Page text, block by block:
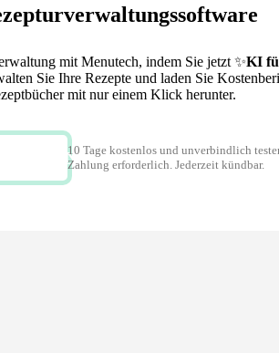
mit Menutech, indem Sie jetzt✨KI
Sie Ihre Rezepte und laden Sie
mit nur einem Klick herunter.
TESTEN10 Tage kostenlos und unverbindlich
Zahlung erforderlich. Jederzeit kündbar.